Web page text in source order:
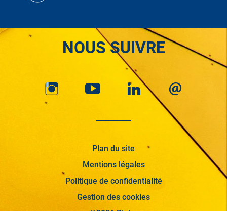
NOUS SUIVRE
Plan du site
Mentions légales
Politique de confidentialité
Gestion des cookies